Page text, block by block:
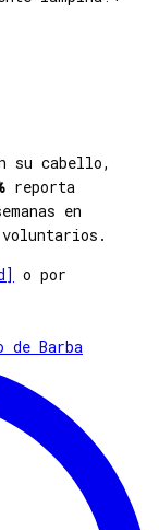
su cabello,
reporta
en
o por
Barba